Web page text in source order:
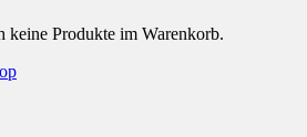
keine Produkte im Warenkorb.